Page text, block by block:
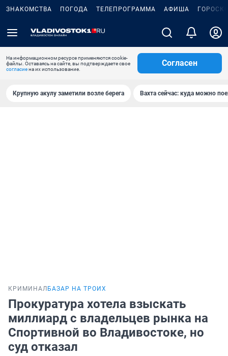
ЗНАКОМСТВА ПОГОДА ТЕЛЕПРОГРАММА АФИША
На информационном ресурсе применяются cookie-
файлы. Оставаясь на сайте, вы подтверждаете свое
согласиена их использование.
Согласен
Крупную акулу заметили возле берега Вахта сейчас: куда можно
КРИМИНАЛ БАЗАР НА ТРОИХ
Прокуратура хотела взыскать
миллиард с владельцев рынка на
Спортивной во Владивостоке, но
суд отказал